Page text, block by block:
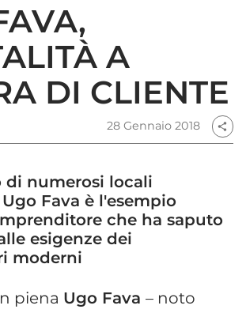
A
DI CLIENTE
28 Gennaio 2018 share
di numerosi locali
Fava è l'esempio
che ha saputo
esigenze dei
moderni
piena Ugo Fava – noto